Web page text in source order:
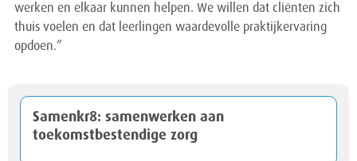
Samenkr8: samenwerken aan
toekomstbestendige zorg
werken en elkaar kunnen helpen. We willen dat cliënten zich
thuis voelen en dat leerlingen waardevolle praktijkervaring
opdoen.”